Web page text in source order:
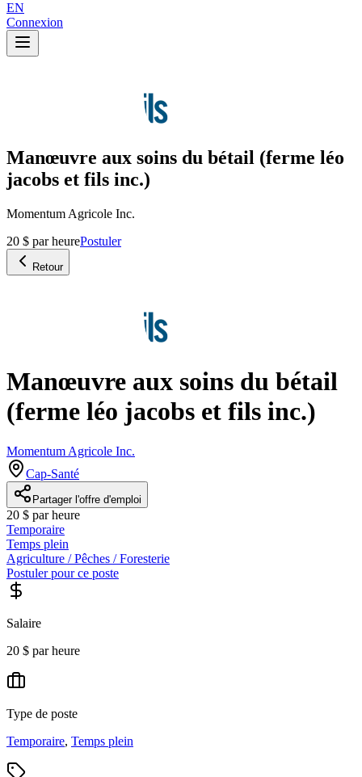
EN
Connexion
Manœuvre aux soins du bétail (ferme léo
jacobs et fils inc.)
Momentum Agricole Inc.
20 $ par heurePostuler
Retour
Manœuvre aux soins du bétail
(ferme léo jacobs et fils inc.)
Momentum Agricole Inc.
Cap-Santé
Partager l'offre d'emploi
20 $ par heure
Temporaire
Temps plein
Agriculture / Pêches / Foresterie
Postuler pour ce poste
Salaire
20 $ par heure
Type de poste
Temporaire, Temps plein